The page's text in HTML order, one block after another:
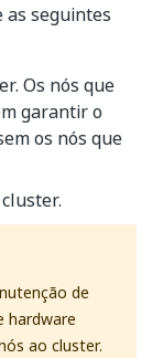
as seguintes
Os nós que
garantir o
os nós que
de
hardware
ao cluster.